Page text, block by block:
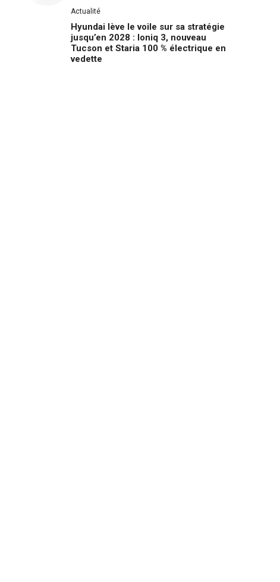
Actualité
Hyundai lève le voile sur sa stratégie
jusqu’en 2028 : Ioniq 3, nouveau
Tucson et Staria 100 % électrique en
vedette